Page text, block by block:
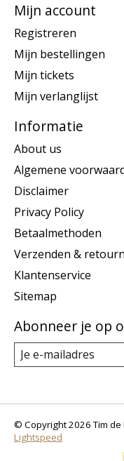
Mijn account
Registreren
Mijn bestellingen
Mijn tickets
Mijn verlanglijst
Informatie
About us
Algemene
Disclaimer
Privacy Policy
Betaalmethoden
Verzenden &
Klantenservice
Sitemap
Abonneer je op
© Copyright 2026 Tim de
Lightspeed